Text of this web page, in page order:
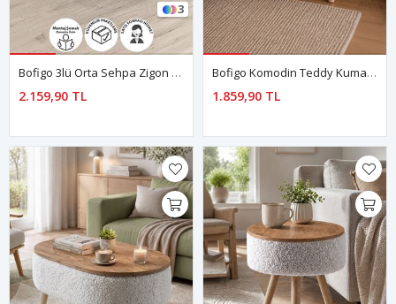
3
Bofigo 3lü Orta Sehpa Zigon Sehpa Yan Sehpa Kahve Sehpası Kamer Çam
2.159,90 TL
Bofigo Komodin Teddy Kumaş Kaplamalı Sehpa Yan Sehpa Baş Ucu Komodin Ahşap Ayaklı Nova Beyaz
1.859,90 TL